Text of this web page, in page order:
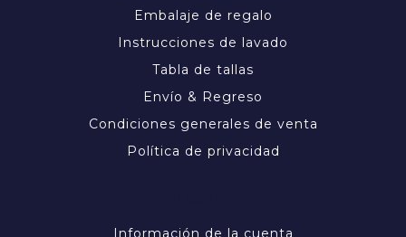
Embalaje de regalo
Instrucciones de lavado
Tabla de tallas
Envío & Regreso
Condiciones generales de venta
Política de privacidad
Información de la cuenta